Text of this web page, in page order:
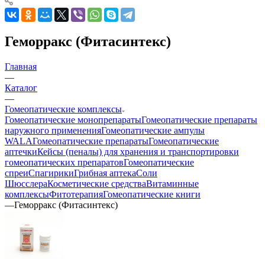
Геморракс (Фитасинтекс)
Главная
—
Каталог
—
Гомеопатические комплексы
Гомеопатические монопрепаратыГомеопатические препараты
наружного примененияГомеопатические ампулы
WALAГомеопатические препаратыГомеопатические
аптечкиКейсы (пеналы) для хранения и транспортировки
гомеопатических препаратовГомеопатические
спреиСпагирикиГрибная аптекаСоли
ШюсслераКосметические средстваВитаминные
комплексыФитотерапияГомеопатические книги
—Геморракс (Фитасинтекс)